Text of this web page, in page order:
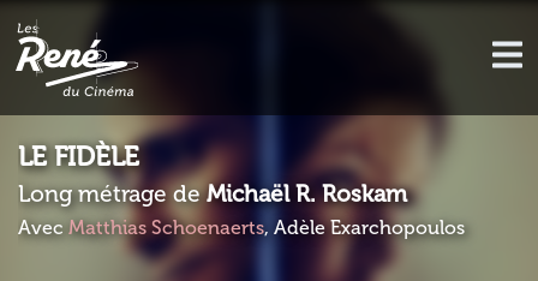
LE FIDÈLE
Long métrage deMichaël R. Roskam
Avec Matthias Schoenaerts, Adèle Exarchopoulos